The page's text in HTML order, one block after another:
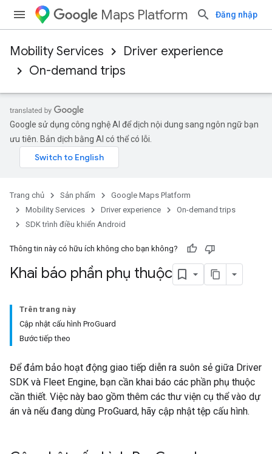
Maps Platform Đăng nhập
Mobility Services
Driver experience
On-demand trips
Google sử dụng công nghệ AI để dịch nội dung sang ngôn ngữ bạn
ưu tiên. Bản dịch bằng AI có thể có lỗi.
Trang chủ Sản phẩm
Google Maps Platform
Mobility Services
Driver experience
On-demand trips
SDK trình điều khiển Android
Thông tin này có hữu ích không cho bạn không?
Khai báo phần phụ thuộc
Trên trang này
Cập nhật cấu hình ProGuard
Bước tiếp theo
Để đảm bảo hoạt động giao tiếp diễn ra suôn sẻ giữa Driver
SDK và Fleet Engine, bạn cần khai báo các phần phụ thuộc
cần thiết. Việc này bao gồm thêm các thư viện cụ thể vào dự
án và nếu đang dùng ProGuard, hãy cập nhật tệp cấu hình.